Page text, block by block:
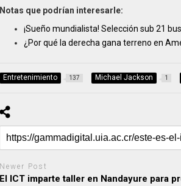
Notas que podrían interesarle:
¡Sueño mundialista! Selección sub 21
¿Por qué la derecha gana terreno en
Entretenimiento 137 Michael Jackson 1
Newer Post
El ICT imparte taller en Nandayure para